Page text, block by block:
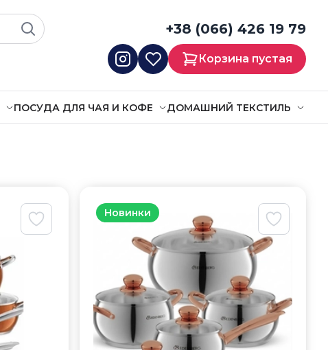
+38 (066) 426 19 79
Корзина пустая
ПОСУДА ДЛЯ ЧАЯ И КОФЕ ДОМАШНИЙ ТЕКСТИЛЬ
Новинки